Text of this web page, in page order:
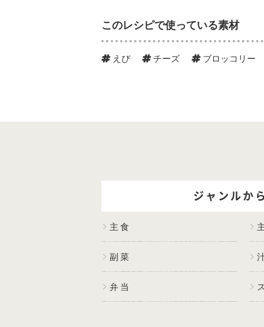
このレシピで使っている素材
えび チーズ ブロッコリー
ジャンルか
主食
副菜
弁当